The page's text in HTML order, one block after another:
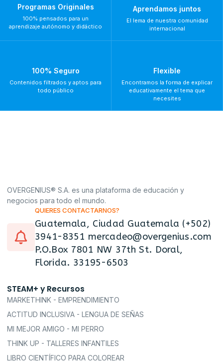
Programas Originales
100% pensados para un
aprendizaje autónomo y didáctico
Aprendamos juntos
El lema de nuestra comunidad
internacional
100% Seguro
Contenidos filtrados y aptos para
todo público
Flexible
Encontramos la forma de explicar
educativamente el tema que
necesites
OVERGENIUS® S.A. es una plataforma de educación y
negocios para todo el mundo.
QUIERES CONTACTARNOS?
Guatemala, Ciudad Guatemala (+502)
3941-8351 mercadeo@overgenius.com
P.O.Box 7801 NW 37th St. Doral,
Florida. 33195-6503
STEAM+ y Recursos
MARKETHINK - EMPRENDIMIENTO
ACTITUD INCLUSIVA - LENGUA DE SEÑAS
MI MEJOR AMIGO - MI PERRO
THINK UP - TALLERES INFANTILES
LIBRO CIENTÍFICO PARA COLOREAR